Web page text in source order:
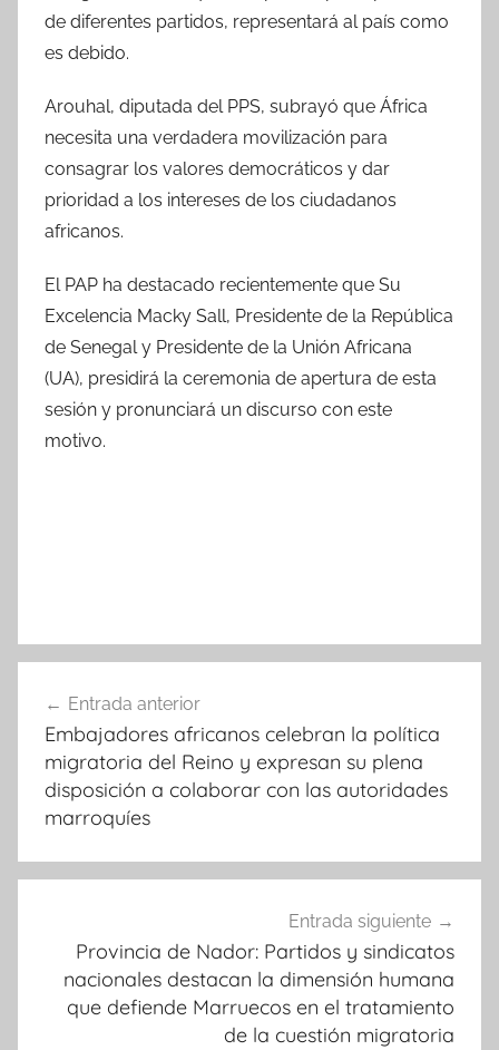
de diferentes partidos, representará al país como
es debido.
Arouhal, diputada del PPS, subrayó que África
necesita una verdadera movilización para
consagrar los valores democráticos y dar
prioridad a los intereses de los ciudadanos
africanos.
El PAP ha destacado recientemente que Su
Excelencia Macky Sall, Presidente de la República
de Senegal y Presidente de la Unión Africana
(UA), presidirá la ceremonia de apertura de esta
sesión y pronunciará un discurso con este
motivo.
de
entradas
Entrada anterior
Embajadores africanos celebran la política
migratoria del Reino y expresan su plena
disposición a colaborar con las autoridades
marroquíes
Entrada siguiente
Provincia de Nador: Partidos y sindicatos
nacionales destacan la dimensión humana
que defiende Marruecos en el tratamiento
de la cuestión migratoria